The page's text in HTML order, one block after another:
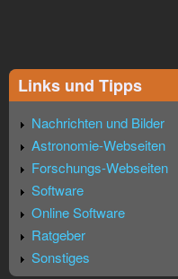
Links und Tipps
Nachrichten und Bilder
Astronomie-Webseiten
Forschungs-Webseiten
Software
Online Software
Ratgeber
Sonstiges